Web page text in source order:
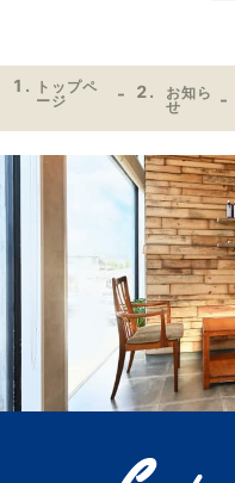
トップペ
ージ
お知ら
せ